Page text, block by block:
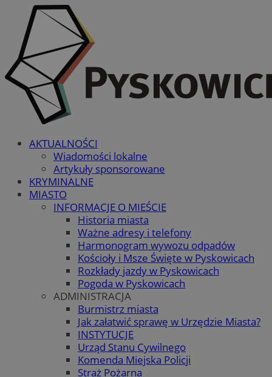
AKTUALNOŚCI
Wiadomości lokalne
Artykuły sponsorowane
KRYMINALNE
MIASTO
INFORMACJE O MIEŚCIE
Historia miasta
Ważne adresy i telefony
Harmonogram wywozu odpadów
Kościoły i Msze Święte w Pyskowicach
Rozkłady jazdy w Pyskowicach
Pogoda w Pyskowicach
ADMINISTRACJA
Burmistrz miasta
Jak załatwić sprawę w Urzędzie Miasta?
INSTYTUCJE
Urząd Stanu Cywilnego
Komenda Miejska Policji
Straż Pożarna